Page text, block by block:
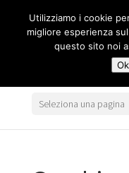
Seleziona una pagina
Utilizziamo i cookie
migliore esperienza
questo sito noi
Ok